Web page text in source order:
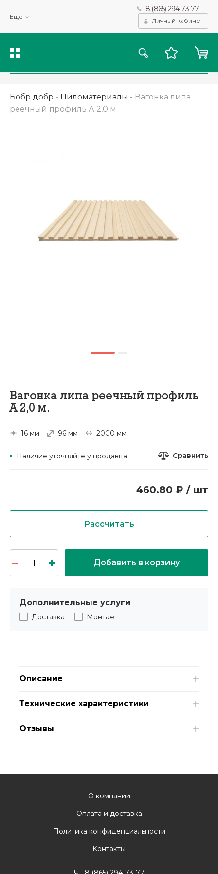
Ещё
8 (865) 294-73-77
Личный кабинет
Бобр добр - Пиломатериалы - Вагонка липа
реечный профиль А 2,0 м.
Вагонка липа реечный профиль
А 2,0 м.
16 мм 96 мм 2000 мм
Наличие уточняйте у продавца Сравнить
460.80 ₽ / шт
Рассчитать
Добавить в корзину
Дополнительные услуги
Доставка Монтаж
Описание
Технические характеристики
Отзывы
О компании
Оплата и доставка
Политика конфиденциальности
Контакты
Мы используем файлы cookie и другие подобные технологии
для получения данных с целью сбора статистики, повышения
качества рекомендаций и предоставления вам возможности
персонализированного просмотра.Подробнее